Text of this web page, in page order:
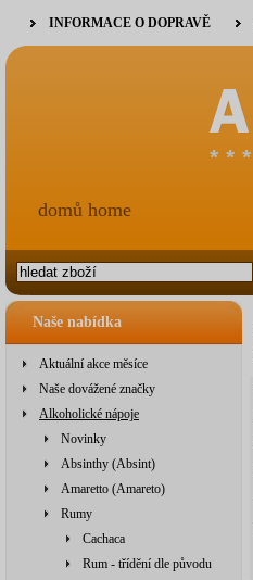
Naše nabídka
Aktuální akce měsíce
Naše dovážené značky
Alkoholické nápoje
Novinky
Absinthy (Absint)
Amaretto (Amareto)
Rumy
Cachaca
Rum - třídění dle původu
INFORMACE O DOPRAVĚ
domů home